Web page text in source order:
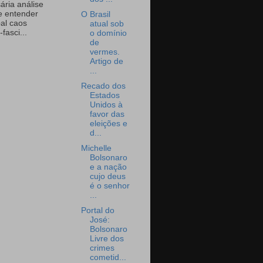
análise
entender
caos
O Brasil
atual sob
o domínio
de
vermes.
Artigo de
Recado dos
Estados
Unidos à
favor das
eleições e
d...
Michelle
Bolsonaro
e a nação
cujo deus
é o senhor
...
Portal do
José:
Bolsonaro
Livre dos
crimes
cometid...